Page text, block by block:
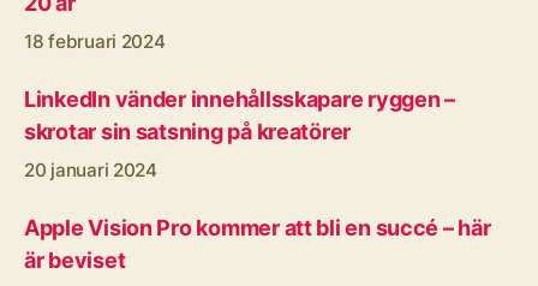
18 februari 2024
LinkedIn vänder innehållsskapare ryggen –
skrotar sin satsning på kreatörer
20 januari 2024
Apple Vision Pro kommer att bli en succé – här
är beviset